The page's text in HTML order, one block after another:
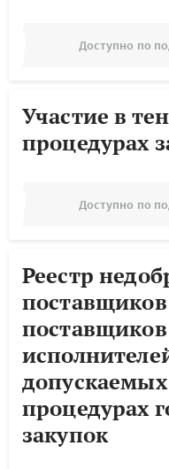
Доступно по
Участие в
процедурах
Доступно по
Реестр
процедурах
закупок